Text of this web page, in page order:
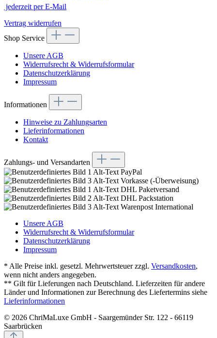
jederzeit per E-Mail
Vertrag widerrufen
Shop Service
Unsere AGB
Widerrufsrecht & Widerrufsformular
Datenschutzerklärung
Impressum
Informationen
Hinweise zu Zahlungsarten
Lieferinformationen
Kontakt
Zahlungs- und Versandarten
PayPal
Vorkasse (-Überweisung)
DHL Paketversand
DHL Packstation
Warenpost International
Unsere AGB
Widerrufsrecht & Widerrufsformular
Datenschutzerklärung
Impressum
* Alle Preise inkl. gesetzl. Mehrwertsteuer zzgl. Versandkosten,
wenn nicht anders angegeben.
** Gilt für Lieferungen nach Deutschland. Lieferzeiten für andere
Länder und Informationen zur Berechnung des Liefertermins siehe
Lieferinformationen
© 2026 ChriMaLuxe GmbH - Saargemünder Str. 122 - 66119
Saarbrücken